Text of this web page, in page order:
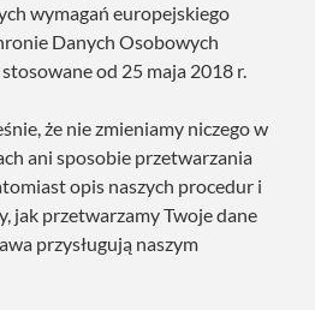
wymagań europejskiego
Danych Osobowych
od 25 maja 2018 r.
że nie zmieniamy niczego w
ani sposobie przetwarzania
opis naszych procedur i
jak przetwarzamy Twoje dane
przysługują naszym